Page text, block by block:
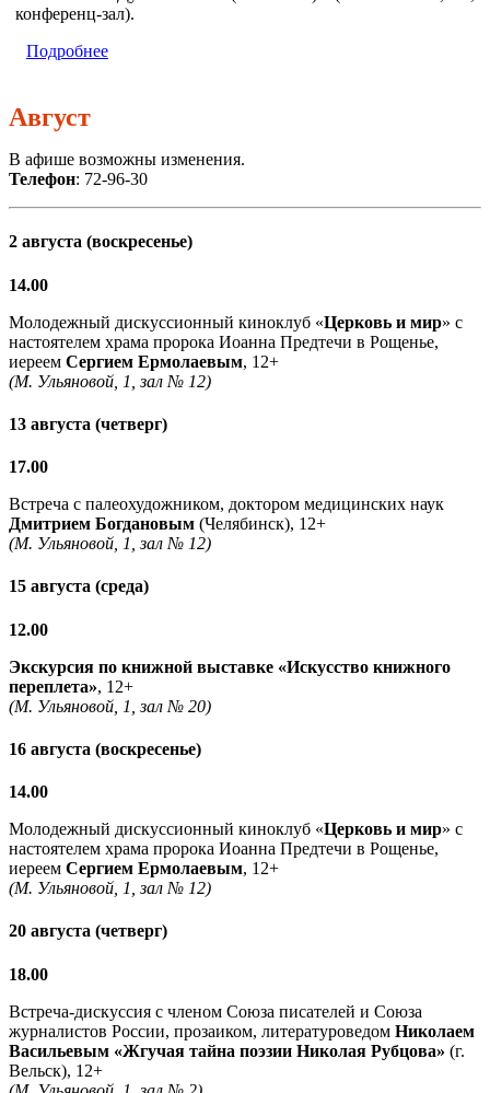
конференц-зал).
Подробнее
Август
В афише возможны изменения.
Телефон: 72-96-30
2 августа (воскресенье)
14.00
Молодежный дискуссионный киноклуб «Церковь и мир» с
настоятелем храма пророка Иоанна Предтечи в Рощенье,
иереем Сергием Ермолаевым, 12+
(М. Ульяновой, 1, зал № 12)
13 августа (четверг)
17.00
Встреча с палеохудожником, доктором медицинских наук
Дмитрием Богдановым (Челябинск), 12+
(М. Ульяновой, 1, зал № 12)
15 августа (среда)
12.00
Экскурсия по книжной выставке «Искусство книжного
переплета», 12+
(М. Ульяновой, 1, зал № 20)
16 августа (воскресенье)
14.00
Молодежный дискуссионный киноклуб «Церковь и мир» с
настоятелем храма пророка Иоанна Предтечи в Рощенье,
иереем Сергием Ермолаевым, 12+
(М. Ульяновой, 1, зал № 12)
20 августа (четверг)
18.00
Встреча-дискуссия с членом Союза писателей и Союза
журналистов России, прозаиком, литературоведом Николаем
Васильевым «Жгучая тайна поэзии Николая Рубцова» (г.
Вельск), 12+